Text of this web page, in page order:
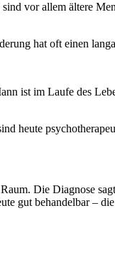
vor allem ältere
hat oft einen
ist im Laufe des
heute
Die Diagnose
gut behandelbar –